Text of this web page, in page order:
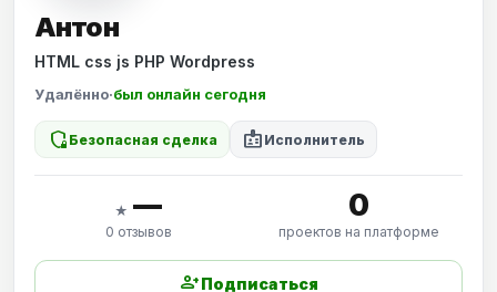
Антон
HTML css js PHP Wordpress
Удалённо·был онлайн сегодня
shield_locked Безопасная сделка badge Исполнитель
★ —
0 отзывов
0
проектов на платформе
person_addПодписаться